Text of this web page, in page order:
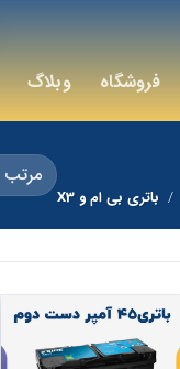
فروشگاه وبلاگ
/ باتری بی ام و X3